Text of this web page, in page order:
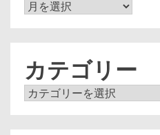
ア
カテゴリー
カ